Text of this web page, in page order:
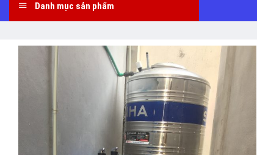
Danh mục sản phẩm